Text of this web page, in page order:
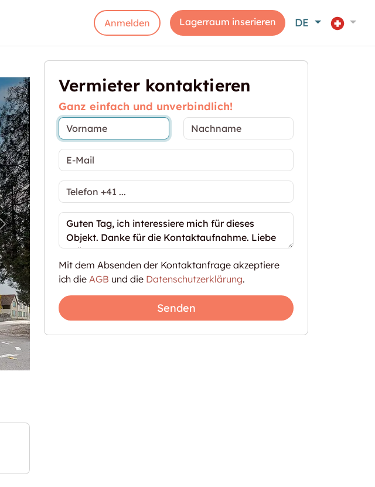
Anmelden Lagerraum inserieren DE
Nächstes Bild für "Benötigen Sie mehr Stauraum?"
Vermieter kontaktieren
Ganz einfach und unverbindlich!
Mit dem Absenden der Kontaktanfrage akzeptiere
ich die AGB und die Datenschutzerklärung.
Senden